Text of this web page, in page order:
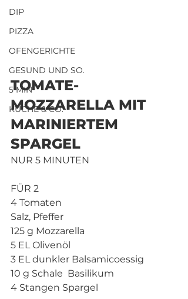
DIP
PIZZA
OFENGERICHTE
GESUND UND SO.
5 MIN
KÜCHE & CO.
TOMATE-
MOZZARELLA MIT
MARINIERTEM
SPARGEL
NUR 5 MINUTEN
FÜR 2
4 Tomaten
Salz, Pfeffer
125 g Mozzarella
5 EL Olivenöl
3 EL dunkler Balsamicoessig
10 g Schale  Basilikum
4 Stangen Spargel